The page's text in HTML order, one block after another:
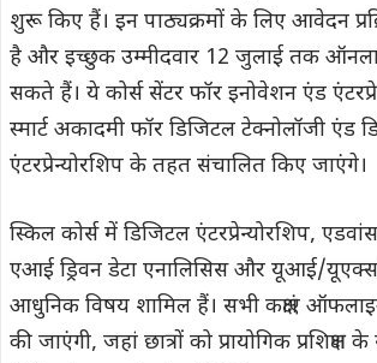
शुरू किए हैं। इन पाठ्यक्रमों के लिए आवेदन
है और इच्छुक उम्मीदवार 12 जुलाई तक
सकते हैं। ये कोर्स सेंटर फॉर इनोवेशन एंड
स्मार्ट अकादमी फॉर डिजिटल टेक्नोलॉजी एंड
एंटरप्रेन्योरशिप के तहत संचालित किए जाएंगे।
स्किल कोर्स में डिजिटल एंटरप्रेन्योरशिप,
एआई ड्रिवन डेटा एनालिसिस और यूआई/
आधुनिक विषय शामिल हैं। सभी कक्षाएं
की जाएंगी, जहां छात्रों को प्रायोगिक